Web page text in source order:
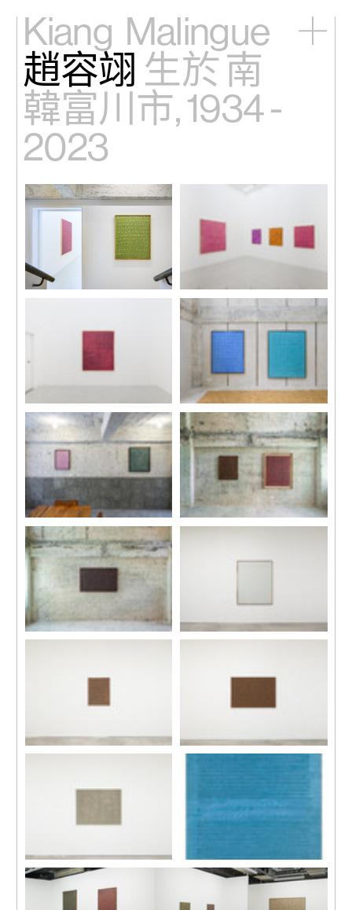
Kiang Malingue
主頁
展覽
藝術家
視頻
新訊
關於我們
English
趙容翊 生於 南
韓富川市, 1934 -
2023
展覽現場，趙容翊個展「趙容
展覽現場，趙容翊個展「趙容
翊：晚期作品」，馬凌畫廊適
安街空間，香港，2023。
展覽現場，趙容翊個展「趙容
翊：晚期作品」，馬凌畫廊適
安街空間，香港，2023。
展覽現場，趙容翊個展「趙容
翊：晚期作品」，馬凌畫廊適
安街空間，香港，2023。
展覽現場，趙容翊個展「趙容
翊：晚期作品」，馬凌畫廊適
安街空間，香港，2023。
觀看視頻
87-406
work 75-14
163 x 131 cm
77-208
塑膠彩、粗麻布
87-414
93-9
1993
塑膠彩、畫布
74-7
139 x 106 公分